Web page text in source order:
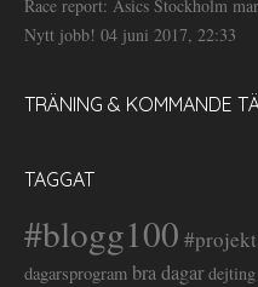
Race report: Asics Stockholm
Nytt jobb! 04 juni 2017, 22:33
TRÄNING & KOMMANDE
TAGGAT
#blogg100
dagarsprogram bra dagar dejting